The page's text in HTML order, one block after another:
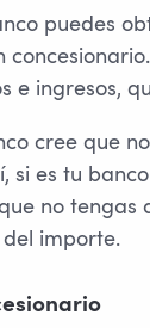
puedes
e ingresos,
cree que
si es tu
no
importe.